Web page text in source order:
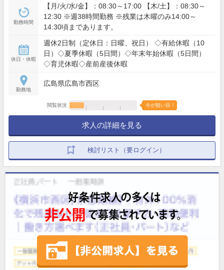
勤務時間
【月/火/水/金】：08:30～17:00 【木/土】：08:30～
12:30 ※週38時間勤務 ※残業は木曜のみ14:00～
14:30頃まであります。
休日・休暇
週休2日制（定休日：日曜、祝日） ◇有給休暇（10
日）◇夏季休暇（5日間）◇年末年始休暇（5日間）
◇育児休暇◇産前産後休暇
勤務地
広島県広島市西区
閲覧状況 今が狙い目！
求人の詳細を見る
検討リスト（要ログイン）